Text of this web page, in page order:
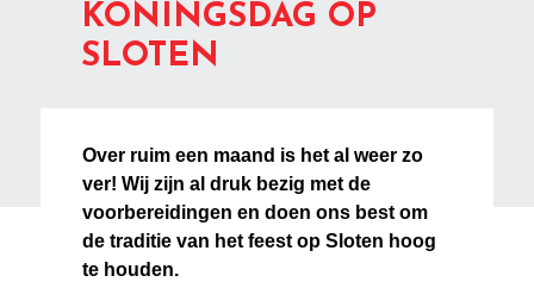
KONINGSDAG OP
SLOTEN
Over ruim een maand is het al weer zo
ver! Wij zijn al druk bezig met de
voorbereidingen en doen ons best om
de traditie van het feest op Sloten hoog
te houden.